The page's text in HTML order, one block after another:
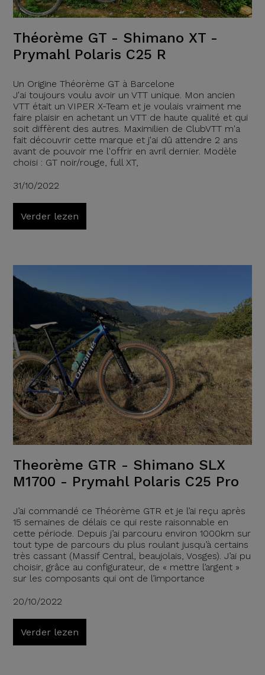
Théorème GT - Shimano XT -
Prymahl Polaris C25 R
Un Origine Théorème GT à Barcelone
J'ai toujours voulu avoir un VTT unique. Mon ancien
VTT était un VIPER X-Team et je voulais vraiment me
faire plaisir en achetant un VTT de haute qualité et qui
soit diffèrent des autres. Maximilien de ClubVTT m'a
fait découvrir cette marque et j'ai dû attendre 2 ans
avant de pouvoir me l'offrir en avril dernier. Modèle
choisi : GT noir/rouge, full XT,
31/10/2022
Verder lezen
Theorème GTR - Shimano SLX
M1700 - Prymahl Polaris C25 Pro
J’ai commandé ce Théorème GTR et je l’ai reçu après
15 semaines de délais ce qui reste raisonnable en
cette période. Depuis j’ai parcouru environ 1000km sur
tout type de parcours du plus roulant jusqu’à certains
très cassant (Massif Central, beaujolais, Vosges). J’ai pu
choisir, grâce au configurateur, de « mettre l’argent »
sur les composants qui ont de l’importance
20/10/2022
Verder lezen